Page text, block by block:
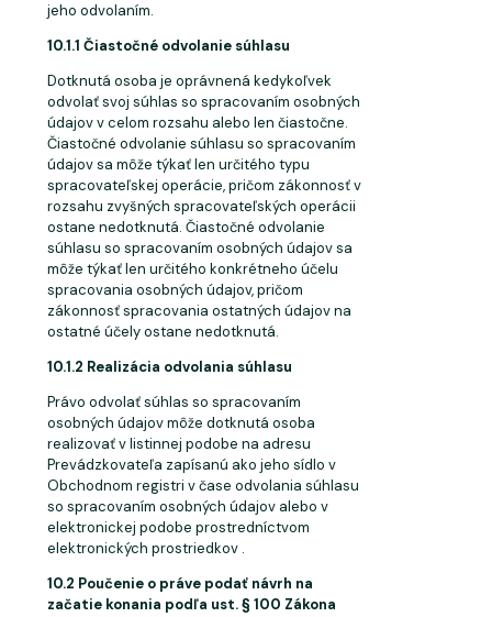
jeho odvolaním.
10.1.1 Čiastočné odvolanie súhlasu
Dotknutá osoba je oprávnená kedykoľvek
odvolať svoj súhlas so spracovaním osobných
údajov v celom rozsahu alebo len čiastočne.
Čiastočné odvolanie súhlasu so spracovaním
údajov sa môže týkať len určitého typu
spracovateľskej operácie, pričom zákonnosť v
rozsahu zvyšných spracovateľských operácii
ostane nedotknutá. Čiastočné odvolanie
súhlasu so spracovaním osobných údajov sa
môže týkať len určitého konkrétneho účelu
spracovania osobných údajov, pričom
zákonnosť spracovania ostatných údajov na
ostatné účely ostane nedotknutá.
10.1.2 Realizácia odvolania súhlasu
Právo odvolať súhlas so spracovaním
osobných údajov môže dotknutá osoba
realizovať v listinnej podobe na adresu
Prevádzkovateľa zapísanú ako jeho sídlo v
Obchodnom registri v čase odvolania súhlasu
so spracovaním osobných údajov alebo v
elektronickej podobe prostredníctvom
elektronických prostriedkov .
10.2 Poučenie o práve podať návrh na
začatie konania podľa ust.§ 100 Zákona